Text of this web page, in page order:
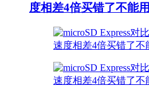
度相差4倍买错了不能用